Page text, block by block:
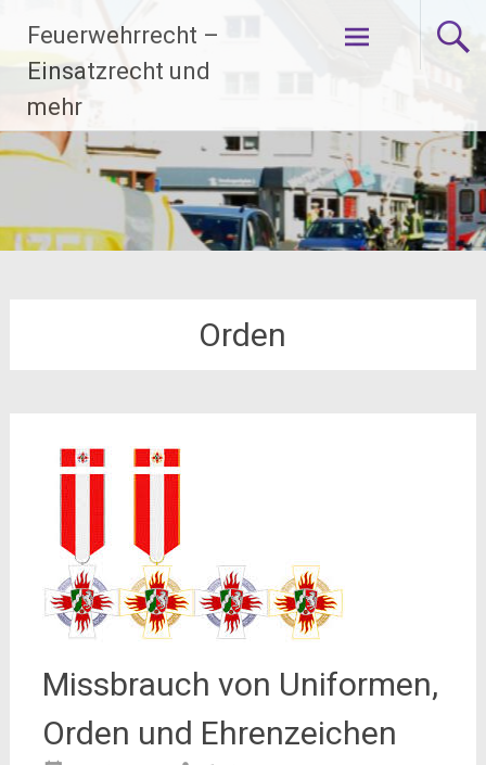
Inhalt
springen
Feuerwehrrecht –
Einsatzrecht und
mehr
Orden
Missbrauch von Uniformen,
Orden und Ehrenzeichen